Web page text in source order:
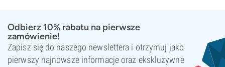
Odbierz 10% rabatu na pierwsze
zamówienie!
Zapisz się do naszego newslettera i otrzymuj jako
pierwszy najnowsze informacje oraz ekskluzywne